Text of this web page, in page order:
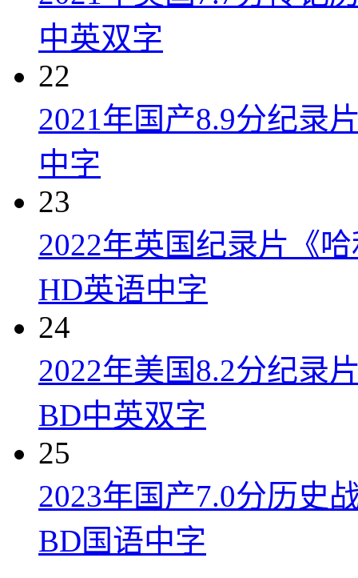
中英双字
22
2021年国产8.9分纪录
中字
23
2022年英国纪录片《
HD英语中字
24
2022年美国8.2分纪录
BD中英双字
25
2023年国产7.0分历史
BD国语中字